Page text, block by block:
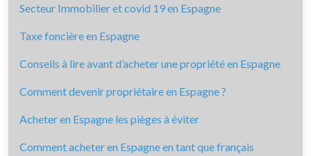
Secteur Immobilier et covid 19 en Espagne
Taxe foncière en Espagne
Conseils à lire avant d’acheter une propriété en Espagne
Comment devenir propriétaire en Espagne ?
Acheter en Espagne les pièges à éviter
Comment acheter en Espagne en tant que français